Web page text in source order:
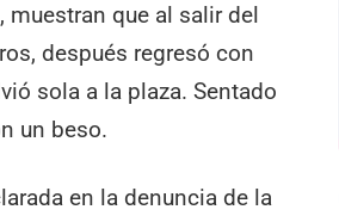
que al salir del
después regresó con
sola a la plaza. Sentado
un beso.
en la denuncia de la